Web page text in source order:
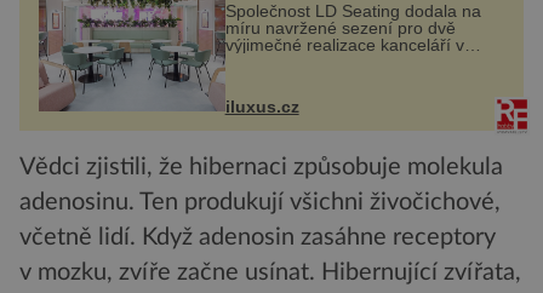
Společnost LD Seating dodala na
míru navržené sezení pro dvě
výjimečné realizace kanceláří v
areálu MediaCityUK v anglickém
Tower a Orange Tower. Komplex
budov Media...
iluxus.cz
Vědci zjistili, že hibernaci způsobuje molekula
adenosinu. Ten produkují všichni živočichové,
včetně lidí. Když adenosin zasáhne receptory
v mozku, zvíře začne usínat. Hibernující zvířata,